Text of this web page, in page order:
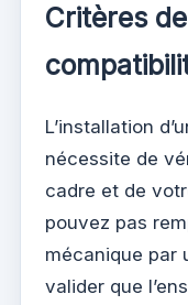
Critères
L’installation
nécessite de
cadre et de
pouvez pas
mécanique par
valider que